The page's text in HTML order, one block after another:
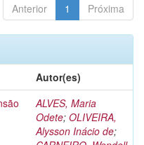
Anterior 1 Próxima
Autor(es)
ALVES, Maria
Odete; OLIVEIRA,
Alysson Inácio de;